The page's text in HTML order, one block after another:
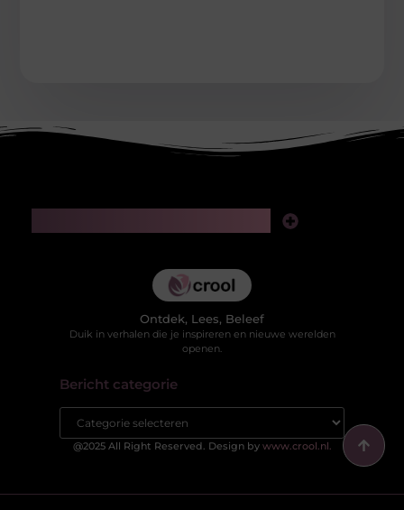
Ontdek, Lees, Beleef
Duik in verhalen die je inspireren en nieuwe werelden
openen.
Bericht categorie
@2025 All Right Reserved. Design by www.crool.nl.